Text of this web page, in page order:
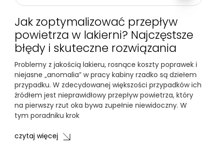
Jak zoptymalizować przepływ
powietrza w lakierni? Najczęstsze
błędy i skuteczne rozwiązania
Problemy z jakością lakieru, rosnące koszty poprawek i
niejasne „anomalia” w pracy kabiny rzadko są dziełem
przypadku. W zdecydowanej większości przypadków ich
źródłem jest nieprawidłowy przepływ powietrza, który
na pierwszy rzut oka bywa zupełnie niewidoczny. W
tym poradniku krok
czytaj więcej